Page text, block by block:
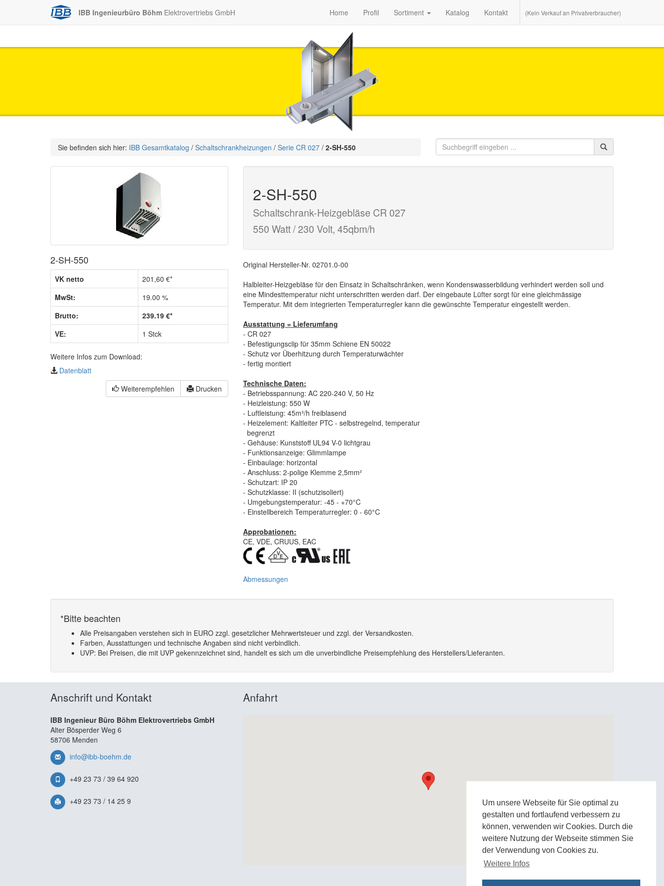
Um unsere Webseite für Sie optimal zu
gestalten und fortlaufend verbessern zu
können, verwenden wir Cookies. Durch die
weitere Nutzung der Webseite stimmen Sie
der Verwendung von Cookies zu.
Weitere Infos
IBB Ingenieurbüro Böhm Elektrovertriebs GmbH Home Profil Sortiment Katalog Kontakt (Kein Verkauf an Privatverbraucher)
Sie befinden sich hier: IBB Gesamtkatalog / Schaltschrank­heizungen / Serie CR 027 / 2-SH-550
2-SH-550
VK netto
201,60 €*
MwSt:
19.00 %
Brutto:
239.19 €*
VE:
1 Stck
Weitere Infos zum Download:
Datenblatt
Weiterempfehlen
Drucken
2-SH-550
Schaltschrank-Heizgebläse CR 027
550 Watt / 230 Volt, 45qbm/h
Original Hersteller-Nr. 02701.0-00
Halbleiter-Heizgebläse für den Einsatz in Schaltschränken, wenn Kondenswasserbildung verhindert werden soll und
eine Mindesttemperatur nicht unterschritten werden darf. Der eingebaute Lüfter sorgt für eine gleichmässige
Temperatur. Mit dem integrierten Temperaturregler kann die gewünschte Temperatur eingestellt werden.
Ausstattung = Lieferumfang
- CR 027
- Befestigungsclip für 35mm Schiene EN 50022
- Schutz vor Überhitzung durch Temperaturwächter
- fertig montiert
Technische Daten:
- Betriebsspannung: AC 220-240 V, 50 Hz
- Heizleistung: 550 W
- Luftleistung: 45m³/h freiblasend
- Heizelement: Kaltleiter PTC - selbstregelnd, temperatur
begrenzt
- Gehäuse: Kunststoff UL94 V-0 lichtgrau
- Funktionsanzeige: Glimmlampe
- Einbaulage: horizontal
- Anschluss: 2-polige Klemme 2,5mm²
- Schutzart: IP 20
- Schutzklasse: II (schutzisoliert)
- Umgebungstemperatur: -45 - +70°C
- Einstellbereich Temperaturregler: 0 - 60°C
Approbationen:
CE, VDE, CRUUS, EAC
Abmessungen
*Bitte beachten
Alle Preisangaben verstehen sich in EURO zzgl. gesetzlicher Mehrwertsteuer und zzgl. der Versandkosten.
Farben, Ausstattungen und technische Angaben sind nicht verbindlich.
UVP: Bei Preisen, die mit UVP gekennzeichnet sind, handelt es sich um die unverbindliche Preisempfehlung des Herstellers/Lieferanten.
Anschrift und Kontakt
IBB Ingenieur Büro Böhm Elektrovertriebs GmbH
Alter Bösperder Weg 6
58706 Menden
info@ibb-boehm.de
+49 23 73 / 39 64 920
+49 23 73 / 14 25 9
Anfahrt
Zur Google Anfahrtskarte